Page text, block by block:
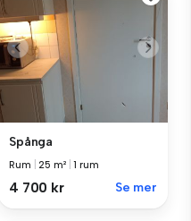
Spånga
Rum |25 m² |1 rum
4 700 kr Se mer